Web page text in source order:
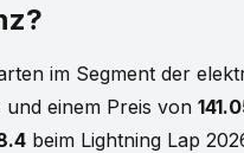
im Segment der
und einem Preis von
beim Lightning Lap